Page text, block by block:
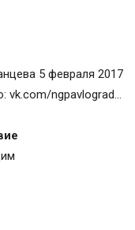
5 февраля 2017
vk.com/ngpavlograd…